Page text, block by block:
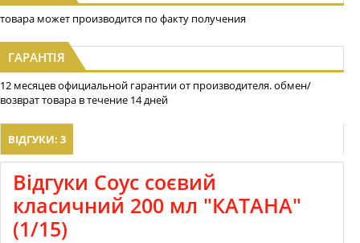
товара может производится по факту получения
ГАРАНТІЯ
12 месяцев официальной гарантии от производителя. обмен/
возврат товара в течение 14 дней
ВІДГУКИ: 3
Відгуки Соус соєвий
класичний 200 мл "КАТАНА"
(1/15)